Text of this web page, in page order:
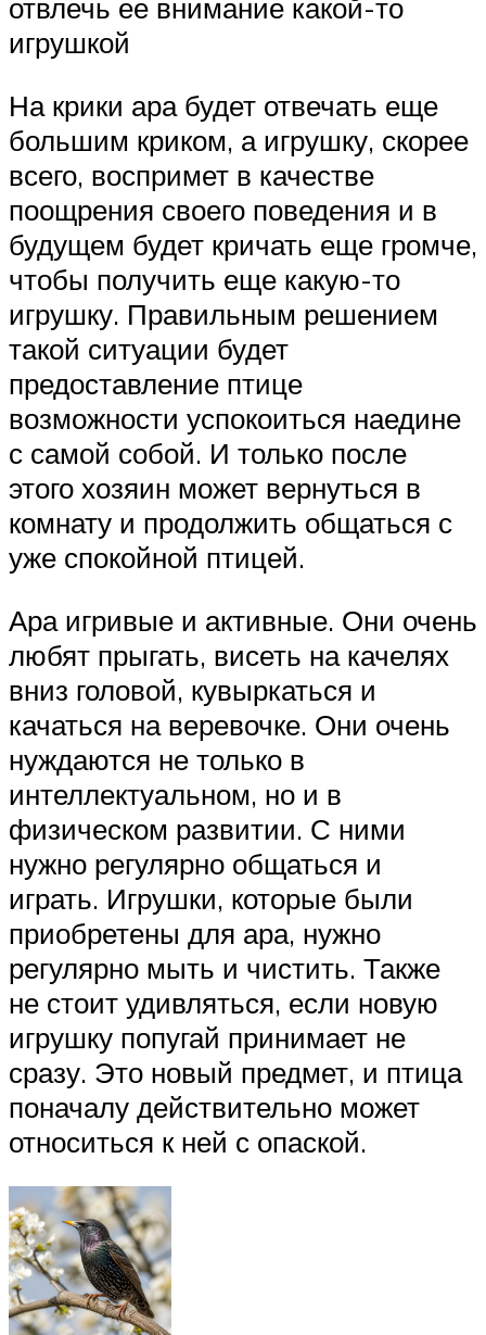
отвлечь ее внимание какой-то
игрушкой
На крики ара будет отвечать еще
большим криком, а игрушку, скорее
всего, воспримет в качестве
поощрения своего поведения и в
будущем будет кричать еще громче,
чтобы получить еще какую-то
игрушку. Правильным решением
такой ситуации будет
предоставление птице
возможности успокоиться наедине
с самой собой. И только после
этого хозяин может вернуться в
комнату и продолжить общаться с
уже спокойной птицей.
Ара игривые и активные. Они очень
любят прыгать, висеть на качелях
вниз головой, кувыркаться и
качаться на веревочке. Они очень
нуждаются не только в
интеллектуальном, но и в
физическом развитии. С ними
нужно регулярно общаться и
играть. Игрушки, которые были
приобретены для ара, нужно
регулярно мыть и чистить. Также
не стоит удивляться, если новую
игрушку попугай принимает не
сразу. Это новый предмет, и птица
поначалу действительно может
относиться к ней с опаской.